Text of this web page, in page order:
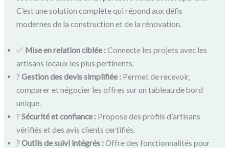
C’est une solution complète qui répond aux défis
modernes de la construction et de la rénovation.
✅ Mise en relation ciblée :Connecte les projets avec les
artisans locaux les plus pertinents.
?Gestion des devis simplifiée : Permet de recevoir,
comparer et négocier les offres sur un tableau de bord
unique.
?️Sécurité et confiance : Propose des profils d’artisans
vérifiés et des avis clients certifiés.
?️Outils de suivi intégrés :Offre des fonctionnalités pour